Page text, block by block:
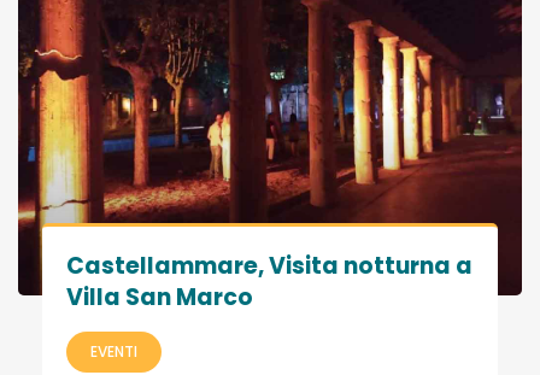
Castellammare, Visita notturna a
Villa San Marco
EVENTI